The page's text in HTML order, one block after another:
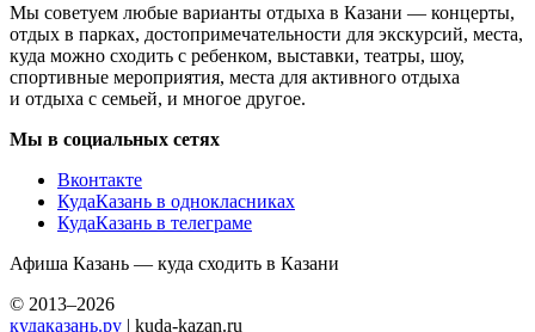
Мы советуем любые варианты отдыха в Казани — концерты,
отдых в парках, достопримечательности для экскурсий, места,
куда можно сходить с ребенком, выставки, театры, шоу,
спортивные мероприятия, места для активного отдыха
и отдыха с семьей, и многое другое.
Мы в социальных сетях
Вконтакте
КудаКазань в однокласниках
КудаКазань в телеграме
Афиша Казань — куда сходить в Казани
© 2013–2026
кудаказань.ру | kuda-kazan.ru